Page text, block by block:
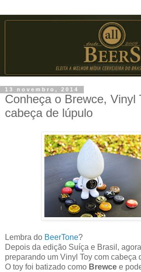
13 novembro, 2014
Conheça o Brewce, Vinyl
cabeça de lúpulo
Lembra do BeerTone?
Depois da edição Suíça e Brasil,
preparando um Vinyl Toy com cabeça
O toy foi batizado como Brewce e